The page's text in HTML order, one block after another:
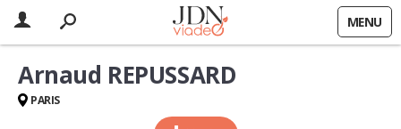
MENU
Arnaud REPUSSARD
PARIS